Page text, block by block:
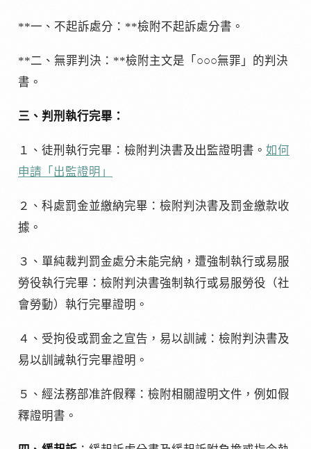
**一、不起訴處分：**檢附不起訴處分書。
**二、無罪判決：**檢附主文是「○○○無罪」的判決
書。
三、判刑執行完畢：
１、徒刑執行完畢：檢附判決書及出監證明書。 如何
申請「出監證明」
２、科處罰金並繳納完畢：檢附判決書及罰金繳款收
據。
３、單純裁判罰金處分未能完納，遭強制執行或易服
勞役執行完畢：檢附判決書強制執行或易服勞役（社
會勞動）執行完畢證明。
４、受拘役或罰金之宣告，易以訓誡：檢附判決書及
易以訓誡執行完畢證明。
５、經法務部准許假釋：檢附相關證明文件，例如假
釋證明書。